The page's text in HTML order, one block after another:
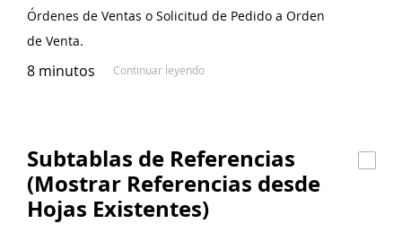
Órdenes de Ventas o Solicitud de Pedido a Orden
de Venta.
8 minutos Continuar leyendo
Subtablas de Referencias
(Mostrar Referencias desde
Hojas Existentes)